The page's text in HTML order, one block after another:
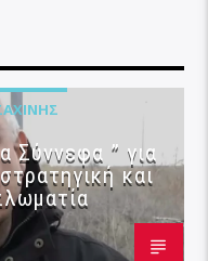
Σύννεφα ” για
και